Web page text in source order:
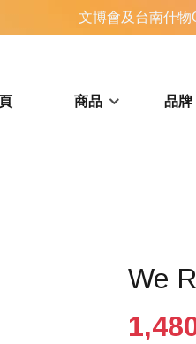
文博會及台南什物
商品 品牌
We